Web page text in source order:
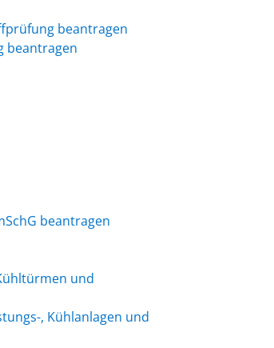
beantragen
beantragen
beantragen
und
, Kühlanlagen und